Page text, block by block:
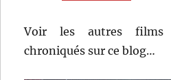
Voir les autres
chroniqués sur ce blog…